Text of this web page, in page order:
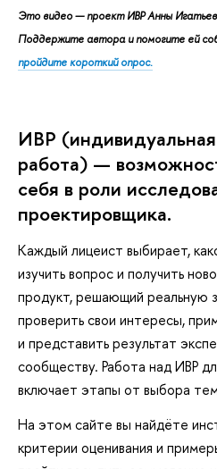
Это видео — проект ИВР Анны
Поддержите автора и помогите ей
пройдите короткий опрос.
ИВР
работа) —
себя в роли
проектировщика.
Каждый лицеист выбирает,
изучить вопрос и получить
продукт, решающий реальную
проверить свои интересы,
и представить результат
сообществу. Работа над ИВР
включает этапы от выбора
На этом сайте вы найдёте
критерии оценивания и